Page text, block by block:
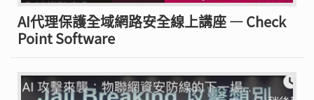
AI代理保護全域網路安全線上講座 — Check
Point Software